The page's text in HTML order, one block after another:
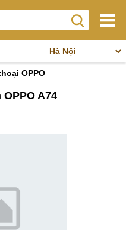
OPPO
A74